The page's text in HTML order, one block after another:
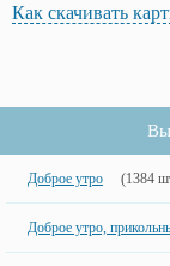
Как скачивать
Доброе утро (1384
Доброе утро,